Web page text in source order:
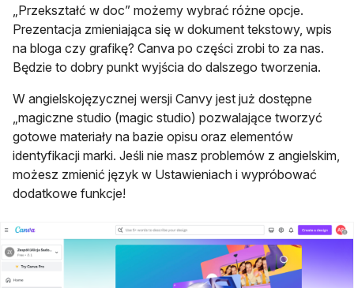
„Przekształć w doc” możemy wybrać różne opcje.
Prezentacja zmieniająca się w dokument tekstowy, wpis
na bloga czy grafikę? Canva po części zrobi to za nas.
Będzie to dobry punkt wyjścia do dalszego tworzenia.
W angielskojęzycznej wersji Canvy jest już dostępne
„magiczne studio (magic studio) pozwalające tworzyć
gotowe materiały na bazie opisu oraz elementów
identyfikacji marki. Jeśli nie masz problemów z angielskim,
możesz zmienić język w Ustawieniach i wypróbować
dodatkowe funkcje!